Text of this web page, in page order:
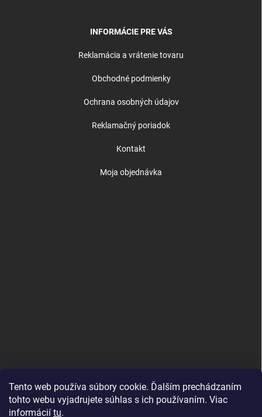
Tento web používa súbory cookie. Ďalším prechádzaním
tohto webu vyjadrujete súhlas s ich používaním. Viac
informácií tu.
INFORMÁCIE PRE VÁS
Reklamácia a vrátenie tovaru
Obchodné podmienky
Ochrana osobných údajov
Reklamačný poriadok
Kontakt
Moja objednávka